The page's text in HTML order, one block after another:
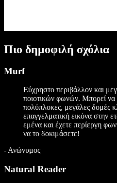
Πιο δημοφιλή σχόλια
Murf
Εύχρηστο περιβάλλον και
ποιοτικών φωνών. Μπορεί να
πολύπλοκες, μεγάλες δομές
επαγγελματική εικόνα στην
εμένα και έχετε περίεργη
να το δοκιμάσετε!
- Ανώνυμος
Natural Reader